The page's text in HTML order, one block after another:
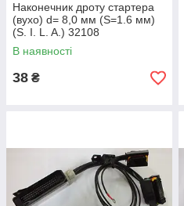
Наконечник дроту стартера
(вухо) d= 8,0 мм (S=1.6 мм)
(S. I. L. A.) 32108
В наявності
38 ₴